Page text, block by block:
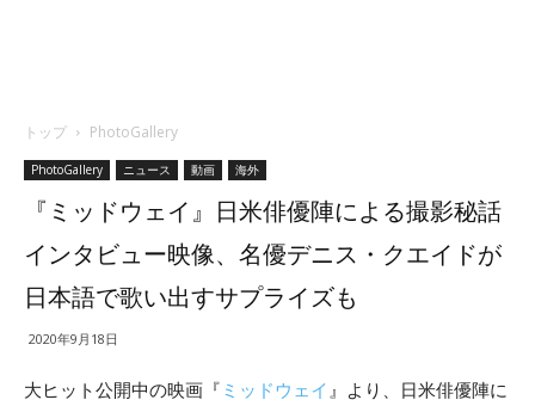
トップ PhotoGallery
PhotoGallery ニュース 動画 海外
『ミッドウェイ』日米俳優陣による撮影秘話
インタビュー映像、名優デニス・クエイドが
日本語で歌い出すサプライズも
2020年9月18日
大ヒット公開中の映画『 ミッドウェイ 』より、日米俳優陣に